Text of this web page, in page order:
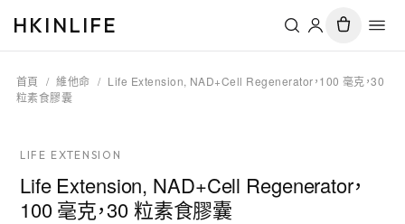
HKINLIFE
首頁 / 維他命 / Life Extension, NAD+Cell Regenerator，100 毫克，30
粒素食膠囊
LIFE EXTENSION
Life Extension, NAD+Cell Regenerator，
100 毫克，30 粒素食膠囊